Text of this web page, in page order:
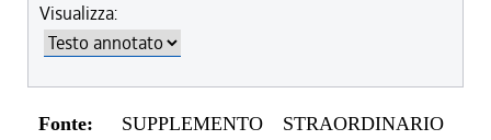
Visualizza:
Fonte:
SUPPLEMENTO STRAORDINARIO